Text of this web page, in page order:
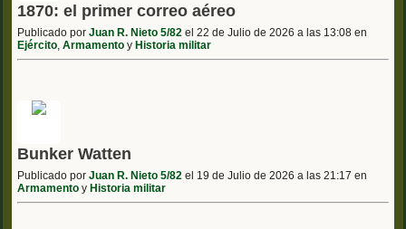
1870: el primer correo aéreo
Publicado por Juan R. Nieto 5/82 el 22 de Julio de 2026 a las 13:08 en
Ejército, Armamento y Historia militar
Bunker Watten
Publicado por Juan R. Nieto 5/82 el 19 de Julio de 2026 a las 21:17 en
Armamento y Historia militar